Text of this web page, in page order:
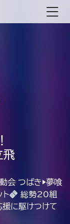
飛
会 つばき▶︎夢喰
ト
総勢20組
援に駆けつけて